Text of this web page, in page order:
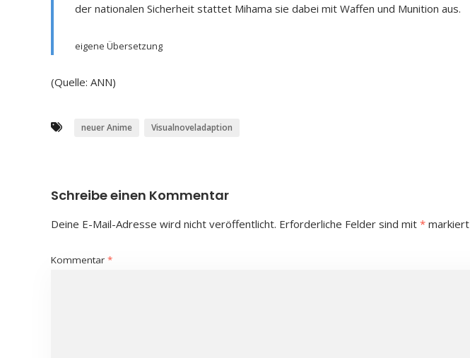
der nationalen Sicherheit stattet Mihama sie dabei mit Waffen und Munition aus.
eigene Übersetzung
(Quelle: ANN)
neuer Anime Visualnoveladaption
Schreibe einen Kommentar
Deine E-Mail-Adresse wird nicht veröffentlicht. Erforderliche Felder sind mit * markiert
Kommentar *